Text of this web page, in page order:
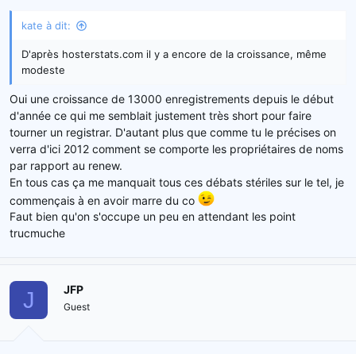
kate à dit:
D'après hosterstats.com il y a encore de la croissance, même
modeste
Oui une croissance de 13000 enregistrements depuis le début
d'année ce qui me semblait justement très short pour faire
tourner un registrar. D'autant plus que comme tu le précises on
verra d'ici 2012 comment se comporte les propriétaires de noms
par rapport au renew.
En tous cas ça me manquait tous ces débats stériles sur le tel, je
commençais à en avoir marre du co
Faut bien qu'on s'occupe un peu en attendant les point
trucmuche
J JFP
Guest